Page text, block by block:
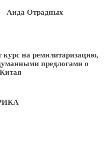
Аида Отрадных
на ремилитаризацию,
предлогами о